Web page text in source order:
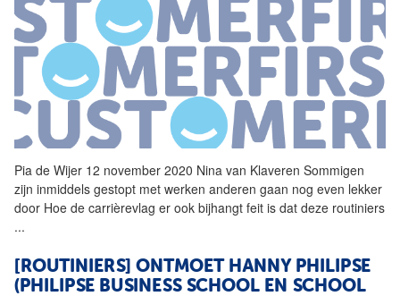
Pia de Wijer 12 november 2020 Nina van Klaveren Sommigen
zijn inmiddels gestopt met werken anderen gaan nog even lekker
door Hoe de carrièrevlag er ook bijhangt feit is dat deze routiniers
...
[ROUTINIERS] ONTMOET HANNY PHILIPSE
(PHILIPSE BUSINESS SCHOOL EN SCHOOL